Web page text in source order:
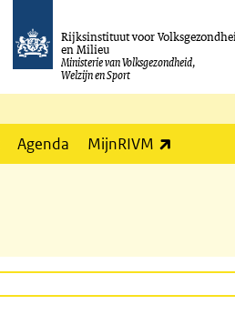
Rijksinstituut voor
en Milieu
Ministerie van Volksgezondheid,
Welzijn en Sport
Agenda MijnRIVM